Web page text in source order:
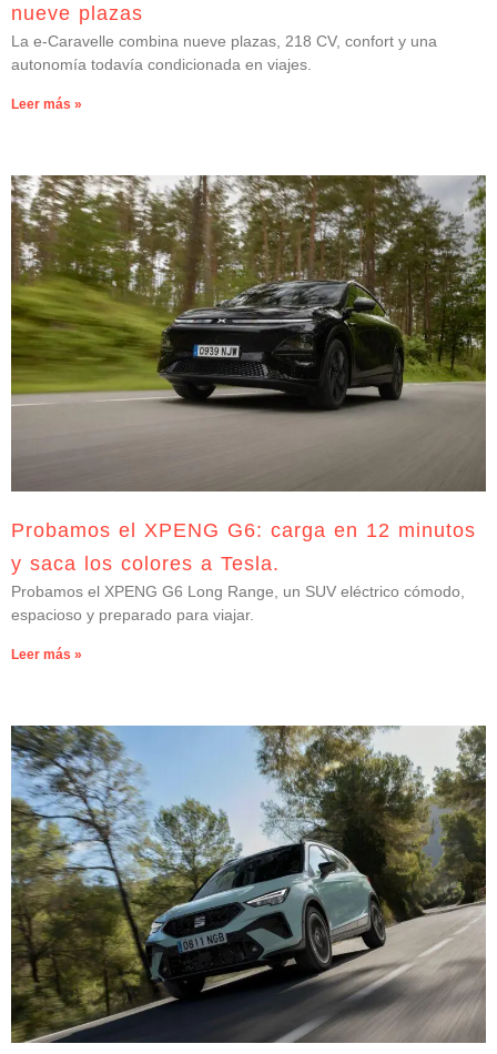
nueve plazas
La e-Caravelle combina nueve plazas, 218 CV, confort y una
autonomía todavía condicionada en viajes.
Leer más »
Probamos el XPENG G6: carga en 12 minutos
y saca los colores a Tesla.
Probamos el XPENG G6 Long Range, un SUV eléctrico cómodo,
espacioso y preparado para viajar.
Leer más »